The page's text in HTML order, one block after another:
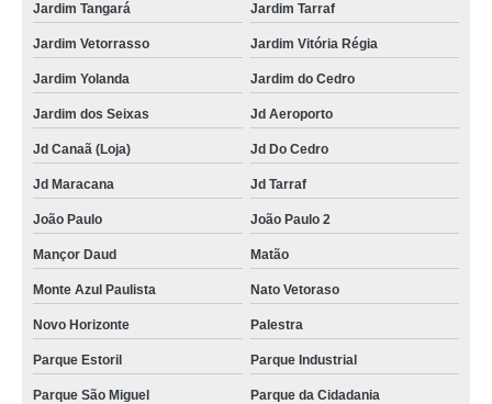
Jardim Tangará Jardim Tarraf
Jardim Vetorrasso Jardim Vitória Régia
Jardim Yolanda Jardim do Cedro
Jardim dos Seixas Jd Aeroporto
Jd Canaã (Loja) Jd Do Cedro
Jd Maracana Jd Tarraf
João Paulo João Paulo 2
Mançor Daud Matão
Monte Azul Paulista Nato Vetoraso
Novo Horizonte Palestra
Parque Estoril Parque Industrial
Parque São Miguel Parque da Cidadania